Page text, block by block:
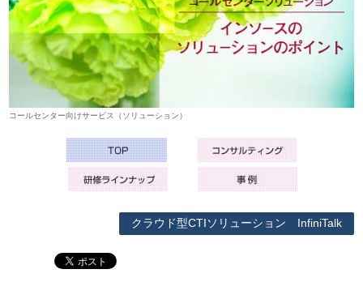
コールセンター向けサービス（ソリューション）
クラウド型CTIソリューション InfiniTalk